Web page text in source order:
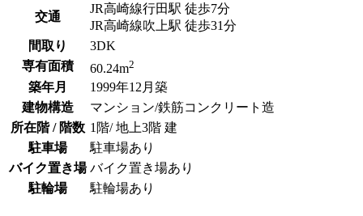
交通
JR高崎線行田駅 徒歩7分
JR高崎線吹上駅 徒歩31分
間取り
3DK
専有面積
60.24m2
築年月
1999年12月築
建物構造
マンション/鉄筋コンクリート造
所在階 / 階数 1階/ 地上3階 建
駐車場
駐車場あり
バイク置き場 バイク置き場あり
駐輪場
駐輪場あり